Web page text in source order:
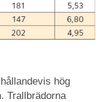
hög
Trallbrädorna